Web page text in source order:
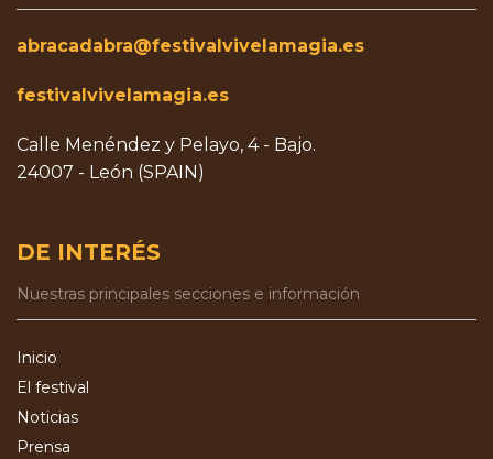
abracadabra@festivalvivelamagia.es
festivalvivelamagia.es
Calle Menéndez y Pelayo, 4 - Bajo.
24007 - León (SPAIN)
DE INTERÉS
Nuestras principales secciones e información
Inicio
El festival
Noticias
Prensa